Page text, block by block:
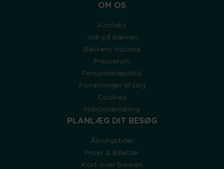
OM OS
Kontakt
Job på Bakken
Bakkens Historie
Presserum
Persondatapolitik
Forretninger til salg
Cookies
Naboorientering
PLANLÆG DIT BESØG
Åbningstider
Priser & Billetter
Kort over Bakken